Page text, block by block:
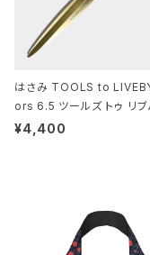
はさみ TOOLS to
ors 6.5 ツールズ トゥ リ
010 シザーズ 6.5 ゴールド
¥4,400